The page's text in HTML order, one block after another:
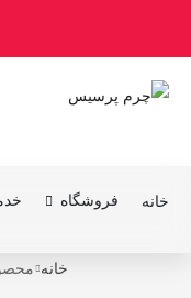
خانه فروشگاه
خانه